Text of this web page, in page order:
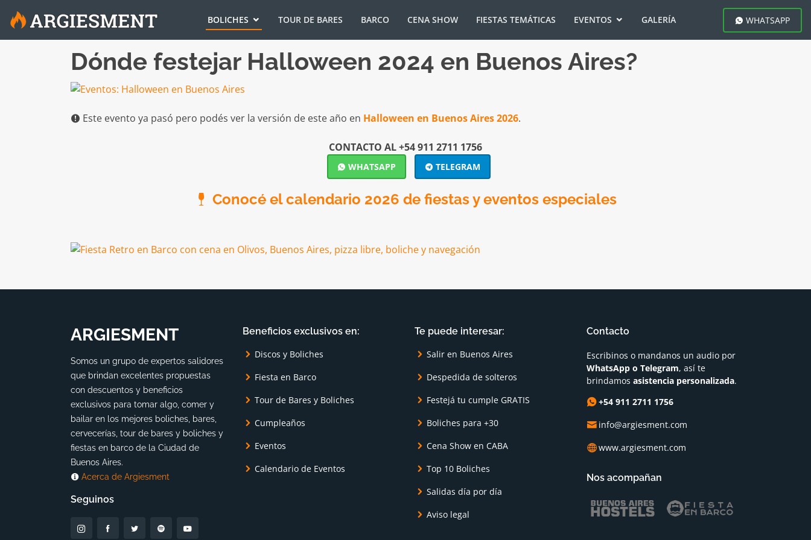
BOLICHES TOUR DE BARES BARCO CENA SHOW FIESTAS TEMÁTICAS EVENTOS GALERÍA WHATSAPP
Dónde festejar Halloween 2024 en Buenos Aires?
Este evento ya pasó pero podés ver la versión de este año en Halloween en Buenos Aires 2026.
CONTACTO AL +54 911 2711 1756
WHATSAPP TELEGRAM
Conocé el calendario 2026 de fiestas y eventos especiales
ARGIESMENT
Somos un grupo de expertos salidores
que brindan excelentes propuestas
con descuentos y beneficios
exclusivos para tomar algo, comer y
bailar en los mejores boliches, bares,
cervecerías, tour de bares y boliches y
fiestas en barco de la Ciudad de
Buenos Aires.
Acerca de Argiesment
Seguinos
Beneficios exclusivos en:
Discos y Boliches
Fiesta en Barco
Tour de Bares y Boliches
Cumpleaños
Eventos
Calendario de Eventos
Te puede interesar:
Salir en Buenos Aires
Despedida de solteros
Festejá tu cumple GRATIS
Boliches para +30
Cena Show en CABA
Top 10 Boliches
Salidas día por día
Aviso legal
Contacto
Escribinos o mandanos un audio por
WhatsApp o Telegram, así te
brindamos asistencia personalizada.
+54 911 2711 1756
info@argiesment.com
www.argiesment.com
Nos acompañan